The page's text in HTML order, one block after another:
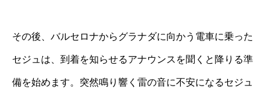
その後、バルセロナからグラナダに向かう電車に乗った
セジュは、到着を知らせるアナウンスを聞くと降りる準
備を始めます。突然鳴り響く雷の音に不安になるセジュ